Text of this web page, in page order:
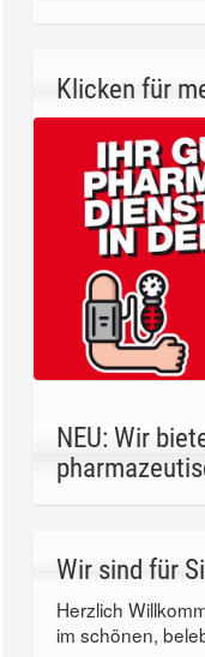
Klicken für
NEU: Wir
Wir sind für
Herzlich
im schönen,